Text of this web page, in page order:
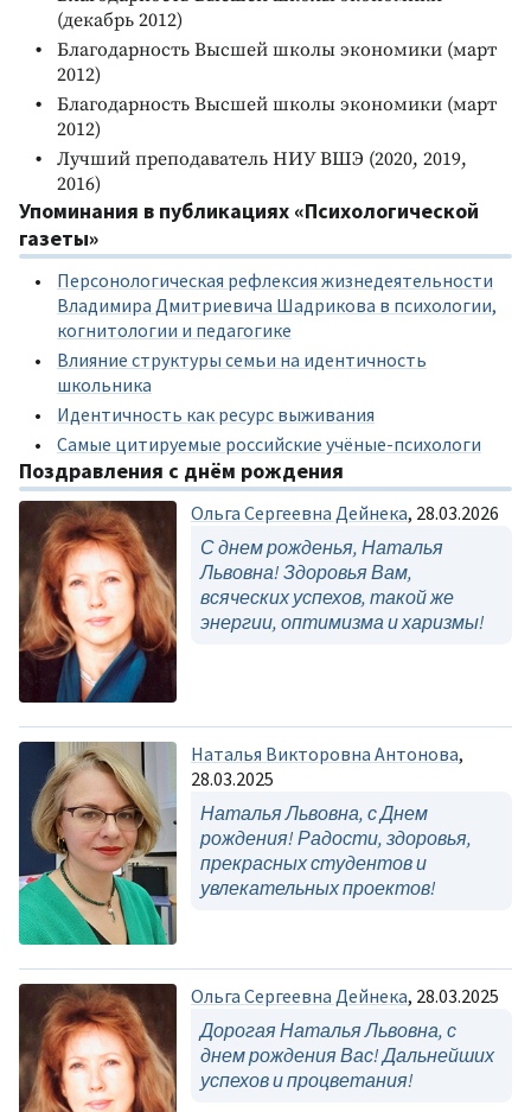
(декабрь 2012)
Благодарность Высшей школы экономики (март
2012)
Благодарность Высшей школы экономики (март
2012)
Лучший преподаватель НИУ ВШЭ (2020, 2019,
2016)
Упоминания в публикациях «Психологической
газеты»
Персонологическая рефлексия жизнедеятельности
Владимира Дмитриевича Шадрикова в психологии,
когнитологии и педагогике
Влияние структуры семьи на идентичность
школьника
Идентичность как ресурс выживания
Самые цитируемые российские учёные-психологи
Поздравления с днём рождения
Ольга Сергеевна Дейнека, 28.03.2026
С днем рожденья, Наталья
Львовна! Здоровья Вам,
всяческих успехов, такой же
энергии, оптимизма и харизмы!
Наталья Викторовна Антонова,
28.03.2025
Наталья Львовна, с Днем
рождения! Радости, здоровья,
прекрасных студентов и
увлекательных проектов!
Ольга Сергеевна Дейнека, 28.03.2025
Дорогая Наталья Львовна, с
днем рождения Вас! Дальнейших
успехов и процветания!